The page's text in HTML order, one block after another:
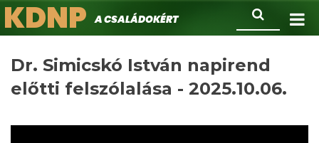
Ugrás
a
Keresés
KDNPA családokért.
Dr. Simicskó István napirend
előtti felszólalása - 2025.10.06.